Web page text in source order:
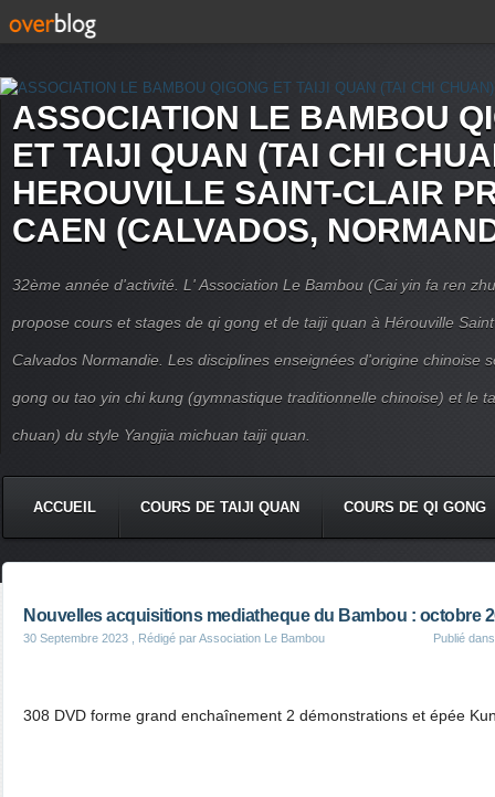
ASSOCIATION LE BAMBOU
ET TAIJI QUAN (TAI CHI
HEROUVILLE SAINT-CLAIR
CAEN (CALVADOS,
32ème année d'activité. L' Association Le Bambou (Cai yin fa ren
propose cours et stages de qi gong et de taiji quan à Hérouville
Calvados Normandie. Les disciplines enseignées d'origine chinoise
gong ou tao yin chi kung (gymnastique traditionnelle chinoise) et le
chuan) du style Yangjia michuan taiji quan.
ACCUEIL COURS DE TAIJI QUAN COURS DE QI GONG
Nouvelles acquisitions mediatheque du Bambou : octobre
30 Septembre 2023 , Rédigé par Association Le Bambou Publié
308 DVD forme grand enchaînement 2 démonstrations et épée